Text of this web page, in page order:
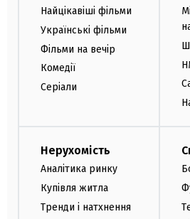
Найцікавіші фільми
Українські фільми
Фільми на вечір
Комедії
Серіали
Нерухомість
Аналітика ринку
Купівля житла
Тренди і натхнення